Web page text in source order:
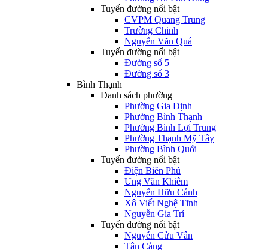
Tuyến đường nổi bật
CVPM Quang Trung
Trường Chinh
Nguyễn Văn Quá
Tuyến đường nổi bật
Đường số 5
Đường số 3
Bình Thạnh
Danh sách phường
Phường Gia Định
Phường Bình Thạnh
Phường Bình Lợi Trung
Phường Thạnh Mỹ Tây
Phường Bình Quới
Tuyến đường nổi bật
Điện Biên Phủ
Ung Văn Khiêm
Nguyễn Hữu Cảnh
Xô Viết Nghệ Tĩnh
Nguyễn Gia Trí
Tuyến đường nổi bật
Nguyễn Cửu Vân
Tân Cảng